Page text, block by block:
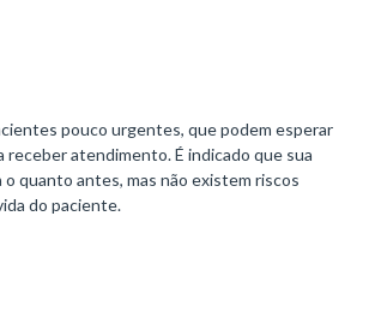
pouco urgentes, que podem esperar
receber atendimento. É indicado que sua
quanto antes, mas não existem riscos
do paciente.